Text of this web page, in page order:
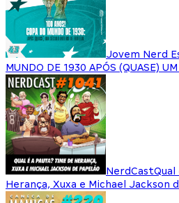
Jovem Nerd
MUNDO DE 1930 APÓS (QUASE)
NerdCastQual
Herança, Xuxa e Michael Jackson